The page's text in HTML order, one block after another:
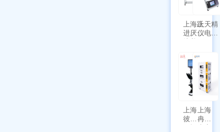
功能
上海跃
进厌氧
培养箱
III-T
上天精
仪电子
带审计
追踪功
能
上海
彼爱
姆视
上海
冉绘
大容